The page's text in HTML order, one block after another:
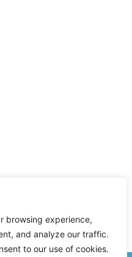
browsing experience,
and analyze our traffic.
to our use of cookies.